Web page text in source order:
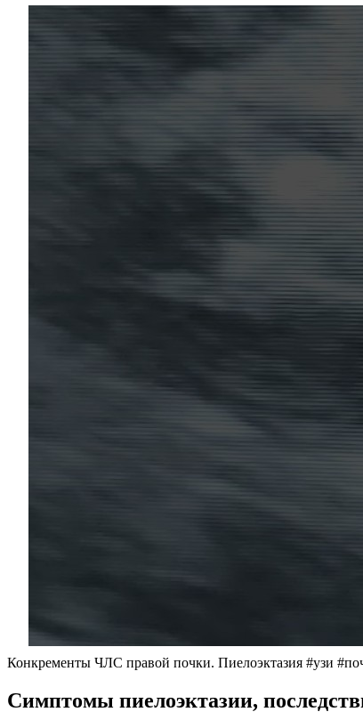
Конкременты ЧЛС правой почки. Пиелоэктазия #узи
Симптомы пиелоэктазии,